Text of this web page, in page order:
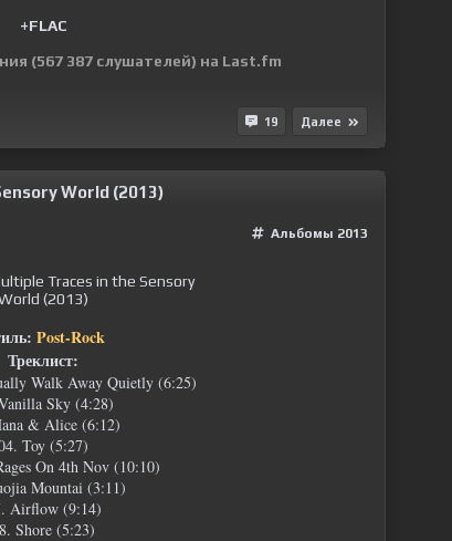
+FLAC
(567 387 слушателей) на Last.fm
19 Далее
World (2013)
Альбомы 2013
Post-Rock
Треклист:
Walk Away Quietly (6:25)
Sky (4:28)
& Alice (6:12)
Toy (5:27)
On 4th Nov (10:10)
Mountai (3:11)
Airflow (9:14)
Shore (5:23)